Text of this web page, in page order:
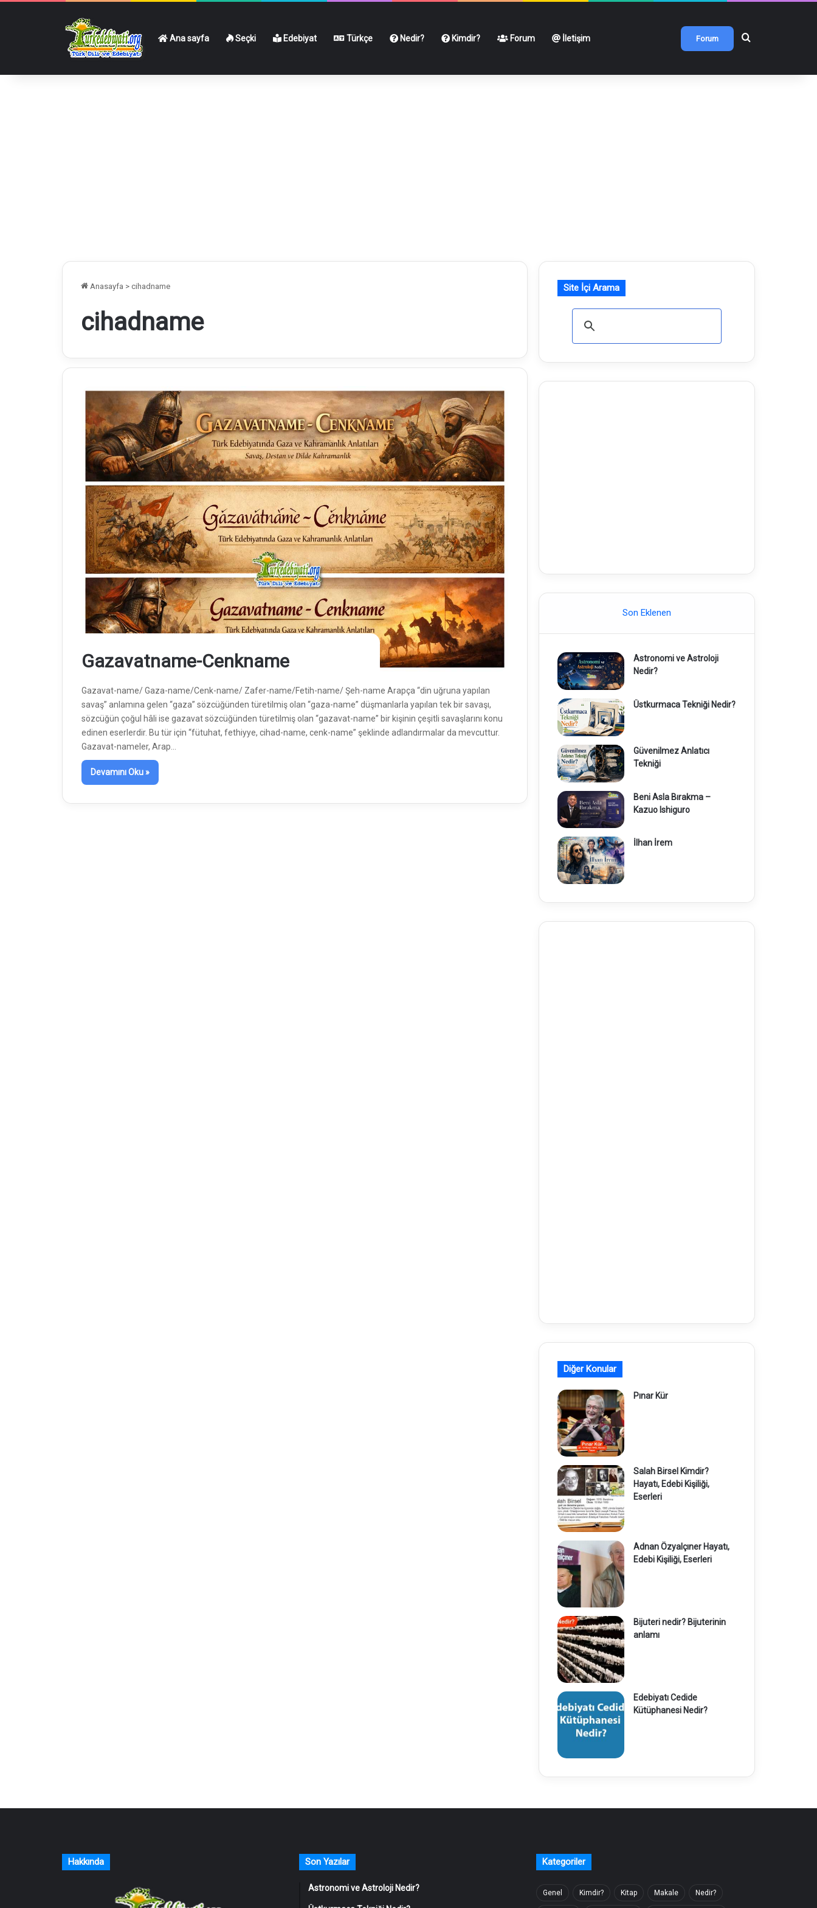
Ana sayfa Seçki Edebiyat Türkçe Nedir? Kimdir? Forum İletişim Forum Arama yap ...
Anasayfa > cihadname
cihadname
Gazavatname-Cenkname
Gazavat-name/ Gaza-name/Cenk-name/ Zafer-name/Fetih-name/ Şeh-name Arapça “din uğruna yapılan
savaş” anlamına gelen “gaza” sözcüğünden türetilmiş olan “gaza-name” düşmanlarla yapılan tek bir savaşı,
sözcüğün çoğul hâli ise gazavat sözcüğünden türetilmiş olan “gazavat-name” bir kişinin çeşitli savaşlarını konu
edinen eserlerdir. Bu tür için “fütuhat, fethiyye, cihad-name, cenk-name” şeklinde adlandırmalar da mevcuttur.
Gazavat-nameler, Arap…
Devamını Oku »
Site İçi Arama
Son Eklenen
Astronomi ve Astroloji
Nedir?
Üstkurmaca Tekniği Nedir?
Güvenilmez Anlatıcı
Tekniği
Beni Asla Bırakma –
Kazuo Ishiguro
İlhan İrem
Diğer Konular
Pınar Kür
Salah Birsel Kimdir?
Hayatı, Edebi Kişiliği,
Eserleri
Adnan Özyalçıner Hayatı,
Edebi Kişiliği, Eserleri
Bijuteri nedir? Bijuterinin
anlamı
Edebiyatı Cedide
Kütüphanesi Nedir?
Hakkında Son Yazılar
Astronomi ve Astroloji Nedir?
Kategoriler
Genel Kimdir? Kitap Makale Nedir?